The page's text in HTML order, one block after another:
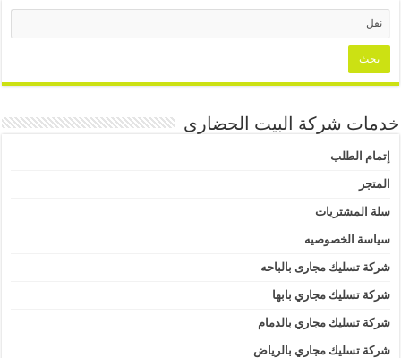
خدمات شركة البيت الحضارى
إتمام الطلب
المتجر
سلة المشتريات
سياسة الخصوصيه
شركة تسليك مجارى بالباحه
شركة تسليك مجاري بابها
شركة تسليك مجاري بالدمام
شركة تسليك مجاري بالرياض